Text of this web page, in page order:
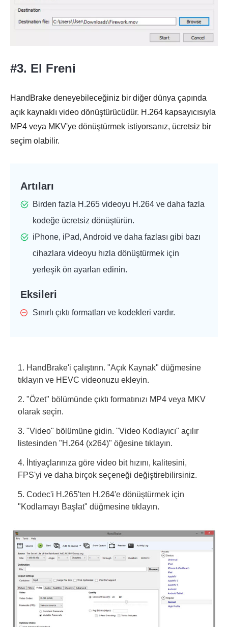
#3. El Freni
HandBrake deneyebileceğiniz bir diğer dünya çapında
açık kaynaklı video dönüştürücüdür. H.264 kapsayıcısıyla
MP4 veya MKV'ye dönüştürmek istiyorsanız, ücretsiz bir
seçim olabilir.
Artıları
Birden fazla H.265 videoyu H.264 ve daha fazla
kodeğe ücretsiz dönüştürün.
iPhone, iPad, Android ve daha fazlası gibi bazı
cihazlara videoyu hızla dönüştürmek için
yerleşik ön ayarları edinin.
Eksileri
Sınırlı çıktı formatları ve kodekleri vardır.
1. HandBrake'i çalıştırın. "Açık Kaynak" düğmesine
tıklayın ve HEVC videonuzu ekleyin.
2. "Özet" bölümünde çıktı formatınızı MP4 veya MKV
olarak seçin.
3. "Video" bölümüne gidin. "Video Kodlayıcı" açılır
listesinden "H.264 (x264)" öğesine tıklayın.
4. İhtiyaçlarınıza göre video bit hızını, kalitesini,
FPS'yi ve daha birçok seçeneği değiştirebilirsiniz.
5. Codec'i H.265'ten H.264'e dönüştürmek için
"Kodlamayı Başlat" düğmesine tıklayın.